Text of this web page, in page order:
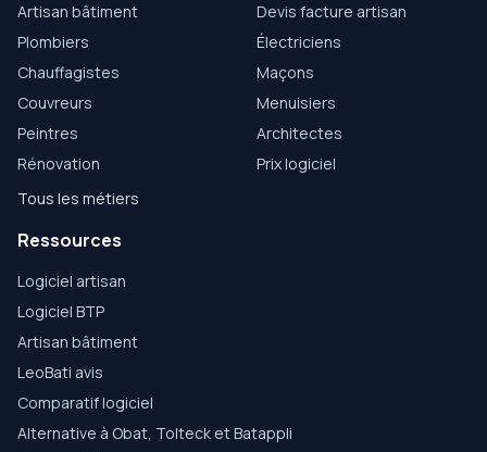
Artisan bâtiment
Devis facture artisan
Plombiers
Électriciens
Chauffagistes
Maçons
Couvreurs
Menuisiers
Peintres
Architectes
Rénovation
Prix logiciel
Tous les métiers
Ressources
Logiciel artisan
Logiciel BTP
Artisan bâtiment
LeoBati avis
Comparatif logiciel
Alternative à Obat, Tolteck et Batappli